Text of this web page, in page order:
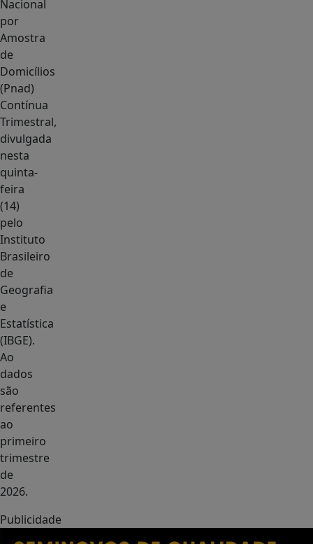
Nacional
por
Amostra
de
Domicílios
(Pnad)
Contínua
Trimestral,
divulgada
nesta
quinta-
feira
(14)
pelo
Instituto
Brasileiro
de
Geografia
e
Estatística
(IBGE).
Ao
dados
são
referentes
ao
primeiro
trimestre
de
2026.
Publicidade